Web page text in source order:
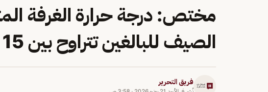
مختص: درجة حرارة الغرفة
الصيف للبالغين تتراوح بين 15 و18
فريق التحرير